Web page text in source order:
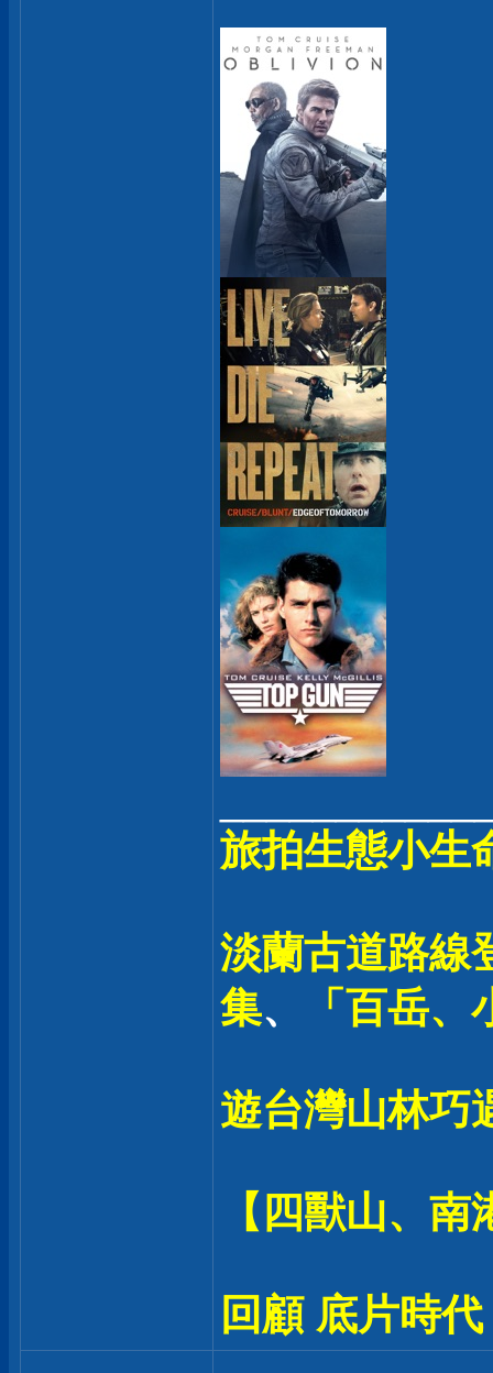
旅拍生態小生
淡蘭古道路線
集、 「百岳
遊台灣山林巧
【四獸山、
回顧 底片時